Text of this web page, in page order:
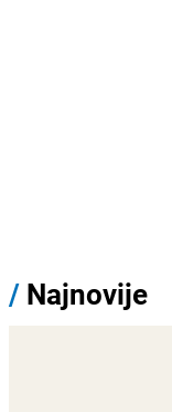
/ Najnovije